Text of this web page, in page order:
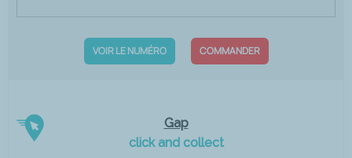
VOIR LE NUMÉRO COMMANDER
Gap
click and collect